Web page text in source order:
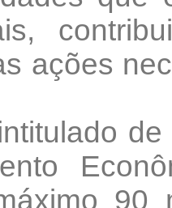
ações
90